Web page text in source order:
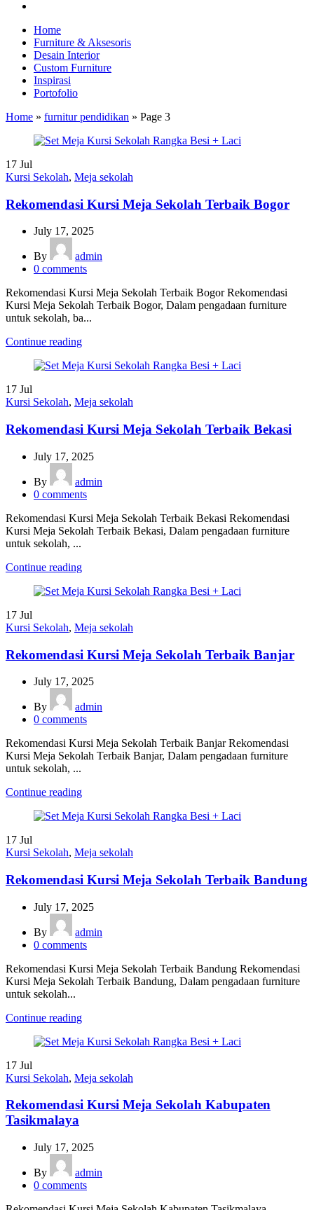
Home
Furniture & Aksesoris
Desain Interior
Custom Furniture
Inspirasi
Portofolio
Home » furnitur pendidikan » Page 3
17 Jul
Kursi Sekolah, Meja sekolah
Rekomendasi Kursi Meja Sekolah Terbaik Bogor
July 17, 2025
By
admin
0 comments
Rekomendasi Kursi Meja Sekolah Terbaik Bogor Rekomendasi
Kursi Meja Sekolah Terbaik Bogor, Dalam pengadaan furniture
untuk sekolah, ba...
Continue reading
17 Jul
Kursi Sekolah, Meja sekolah
Rekomendasi Kursi Meja Sekolah Terbaik Bekasi
July 17, 2025
By
admin
0 comments
Rekomendasi Kursi Meja Sekolah Terbaik Bekasi Rekomendasi
Kursi Meja Sekolah Terbaik Bekasi, Dalam pengadaan furniture
untuk sekolah, ...
Continue reading
17 Jul
Kursi Sekolah, Meja sekolah
Rekomendasi Kursi Meja Sekolah Terbaik Banjar
July 17, 2025
By
admin
0 comments
Rekomendasi Kursi Meja Sekolah Terbaik Banjar Rekomendasi
Kursi Meja Sekolah Terbaik Banjar, Dalam pengadaan furniture
untuk sekolah, ...
Continue reading
17 Jul
Kursi Sekolah, Meja sekolah
Rekomendasi Kursi Meja Sekolah Terbaik Bandung
July 17, 2025
By
admin
0 comments
Rekomendasi Kursi Meja Sekolah Terbaik Bandung Rekomendasi
Kursi Meja Sekolah Terbaik Bandung, Dalam pengadaan furniture
untuk sekolah...
Continue reading
17 Jul
Kursi Sekolah, Meja sekolah
Rekomendasi Kursi Meja Sekolah Kabupaten
Tasikmalaya
July 17, 2025
By
admin
0 comments